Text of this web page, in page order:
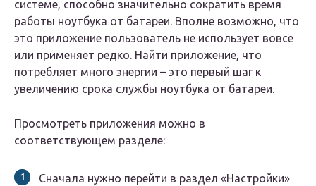
системе, способно значительно сократить время
работы ноутбука от батареи. Вполне возможно, что
это приложение пользователь не использует вовсе
или применяет редко. Найти приложение, что
потребляет много энергии – это первый шаг к
увеличению срока службы ноутбука от батареи.
Просмотреть приложения можно в
соответствующем разделе:
Сначала нужно перейти в раздел «Настройки»